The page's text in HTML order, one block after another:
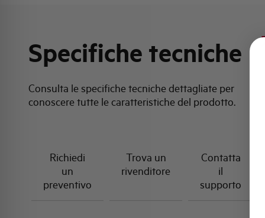
Specifiche tecniche
Consulta le specifiche tecniche dettagliate per
conoscere tutte le caratteristiche del prodotto.
Richiedi
un
preventivo
Trova un
rivenditore
Contatta
il
supporto